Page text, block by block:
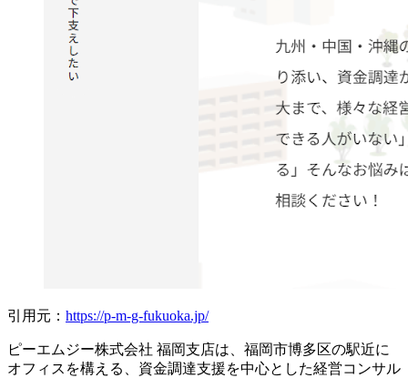
引用元： https://p-m-g-fukuoka.jp/
ピーエムジー株式会社 福岡支店は、福岡市博多区の駅近に
オフィスを構える、資金調達支援を中心とした経営コンサル